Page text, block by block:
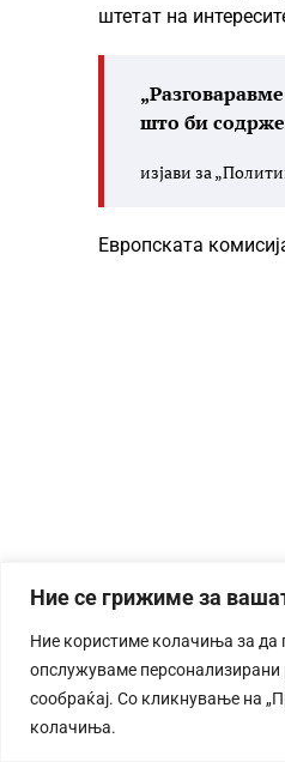
Ние се грижиме за
Ние користиме колачиња за да
опслужуваме
сообраќај. Со кликнување на
колачиња.
штетат на
што би
изјави за
Европската